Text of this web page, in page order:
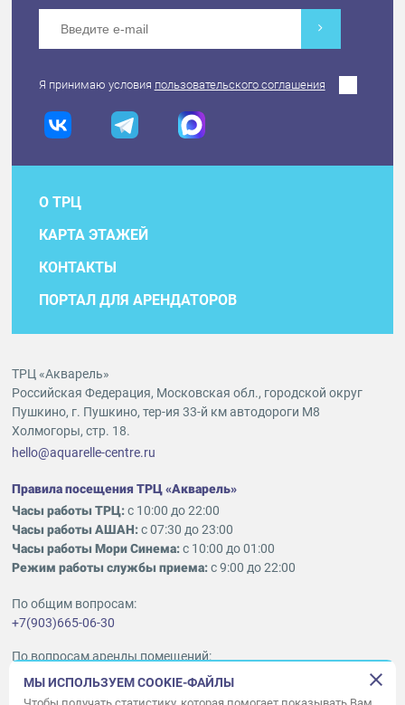
Я принимаю условия пользовательского соглашения
О ТРЦ
КАРТА ЭТАЖЕЙ
КОНТАКТЫ
ПОРТАЛ ДЛЯ АРЕНДАТОРОВ
ТРЦ «Акварель»
Российская Федерация, Московская обл., городской округ
Пушкино, г. Пушкино, тер-ия 33-й км автодороги М8
Холмогоры, стр. 18.
hello@aquarelle-centre.ru
Правила посещения ТРЦ «Акварель»
Часы работы ТРЦ:с 10:00 до 22:00
Часы работы АШАН:с 07:30 до 23:00
Часы работы Мори Синема:с 10:00 до 01:00
Режим работы службы приема:с 9:00 до 22:00
По общим вопросам:
+7(903)665-06-30
По вопросам аренды помещений:
ukleykina@nhood.com
+7(903)665-98-78
МЫ ИСПОЛЬЗУЕМ COOKIE-ФАЙЛЫ